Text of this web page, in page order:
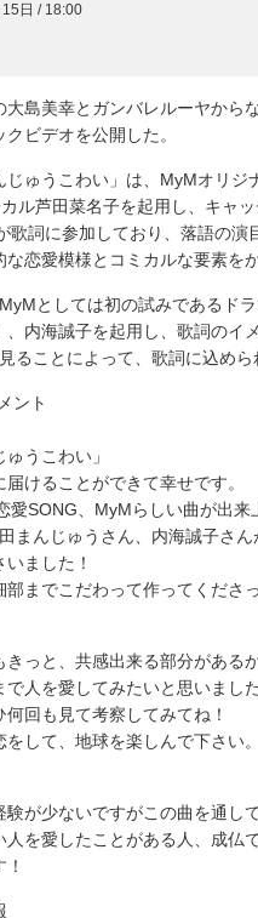
日 / 18:00
島美幸とガンバレルーヤから
クビデオを公開した。
ゅうこわい」は、MyMオリジ
ル芦田菜名子を起用し、キャ
歌詞に参加しており、落語の
な恋愛模様とコミカルな要素を
としては初の試みであるド
、内海誠子を起用し、歌詞のイ
ることによって、歌詞に込め
ント
ゅうこわい」
けることができて幸せです。
愛SONG、MyMらしい曲が出来
まんじゅうさん、内海誠子さ
いました！
部までこだわって作ってくださ
きっと、共感出来る部分がある
で人を愛してみたいと思いました
何回も見て考察してみてね！
をして、地球を楽しんで下さい。
験が少ないですがこの曲を通し
人を愛したことがある人、成仏